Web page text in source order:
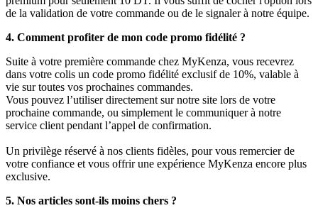
de la validation de votre commande ou de le signaler à notre équipe.
4. Comment profiter de mon code promo fidélité ?
Suite à votre première commande chez MyKenza, vous recevrez
dans votre colis un code promo fidélité exclusif de 10%, valable à
vie sur toutes vos prochaines commandes.
Vous pouvez l’utiliser directement sur notre site lors de votre
prochaine commande, ou simplement le communiquer à notre
service client pendant l’appel de confirmation.
Un privilège réservé à nos clients fidèles, pour vous remercier de
votre confiance et vous offrir une expérience MyKenza encore plus
exclusive.
5. Nos articles sont-ils moins chers ?